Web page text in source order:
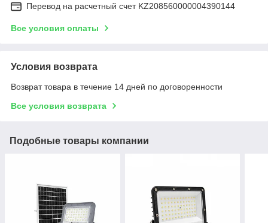
Перевод на расчетный счет KZ208560000004390144
Все условия оплаты
Условия возврата
Возврат товара в течение 14 дней по договоренности
Все условия возврата
Подобные товары компании